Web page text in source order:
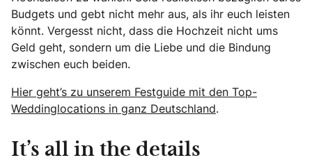
Budgets und gebt nicht mehr aus, als ihr euch leisten
könnt. Vergesst nicht, dass die Hochzeit nicht ums
Geld geht, sondern um die Liebe und die Bindung
zwischen euch beiden.
Hier geht’s zu unserem Festguide mit den Top-
Weddinglocations in ganz Deutschland.
It’s all in the details